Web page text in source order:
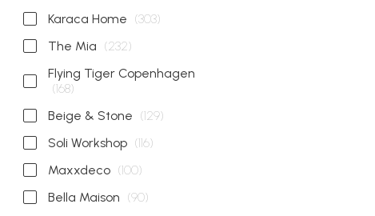
Karaca Home (303)
The Mia (232)
Flying Tiger Copenhagen
(168)
Beige & Stone (129)
Soli Workshop (116)
Maxxdeco (100)
Bella Maison (90)